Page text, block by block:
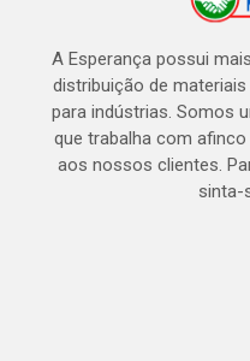
A Esperança possui
distribuição de
para indústrias. Somos
que trabalha com
aos nossos clientes.
sinta-